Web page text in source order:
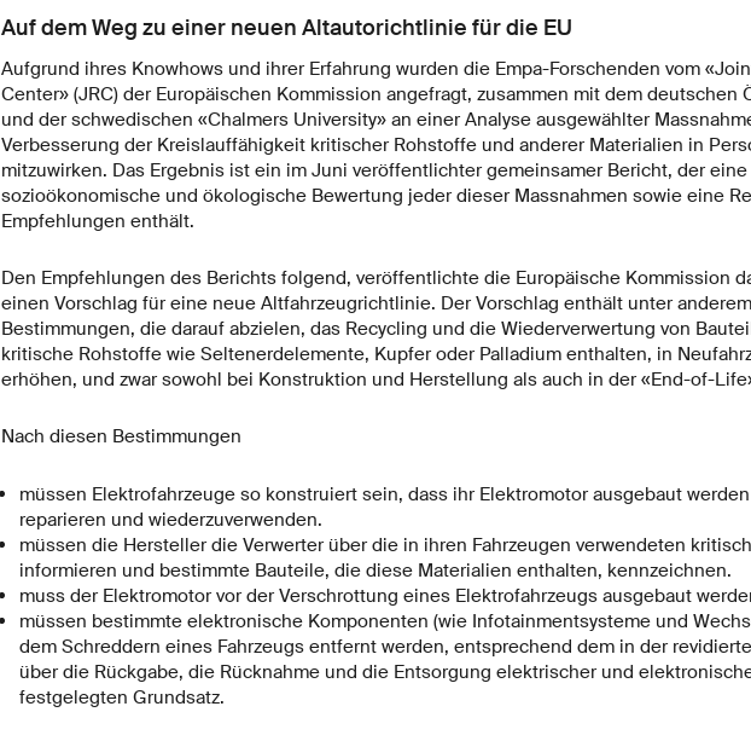
Auf dem Weg zu einer neuen Altautorichtlinie für die EU
Aufgrund ihres Knowhows und ihrer Erfahrung wurden die Empa-Forschenden vom
Center» (JRC) der Europäischen Kommission angefragt, zusammen mit dem deutschen
und der schwedischen «Chalmers University» an einer Analyse ausgewählter
Verbesserung der Kreislauffähigkeit kritischer Rohstoffe und anderer Materialien in
mitzuwirken. Das Ergebnis ist ein im Juni veröffentlichter gemeinsamer Bericht, der eine
sozioökonomische und ökologische Bewertung jeder dieser Massnahmen sowie eine
Empfehlungen enthält.
Den Empfehlungen des Berichts folgend, veröffentlichte die Europäische Kommission
einen Vorschlag für eine neue Altfahrzeugrichtlinie. Der Vorschlag enthält unter anderem
Bestimmungen, die darauf abzielen, das Recycling und die Wiederverwertung von
kritische Rohstoffe wie Seltenerdelemente, Kupfer oder Palladium enthalten, in
erhöhen, und zwar sowohl bei Konstruktion und Herstellung als auch in der «End-of-
Nach diesen Bestimmungen
müssen Elektrofahrzeuge so konstruiert sein, dass ihr Elektromotor ausgebaut
reparieren und wiederzuverwenden.
müssen die Hersteller die Verwerter über die in ihren Fahrzeugen verwendeten
informieren und bestimmte Bauteile, die diese Materialien enthalten, kennzeichnen.
muss der Elektromotor vor der Verschrottung eines Elektrofahrzeugs ausgebaut
müssen bestimmte elektronische Komponenten (wie Infotainmentsysteme und
dem Schreddern eines Fahrzeugs entfernt werden, entsprechend dem in der
über die Rückgabe, die Rücknahme und die Entsorgung elektrischer und
festgelegten Grundsatz.